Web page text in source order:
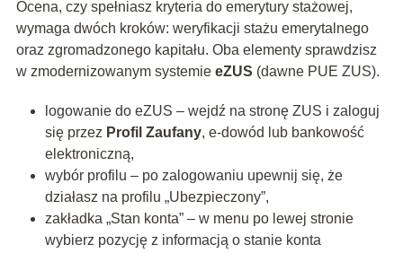
Ocena, czy spełniasz kryteria do emerytury stażowej,
wymaga dwóch kroków: weryfikacji stażu emerytalnego
oraz zgromadzonego kapitału. Oba elementy sprawdzisz
w zmodernizowanym systemie eZUS (dawne PUE ZUS).
logowanie do eZUS – wejdź na stronę ZUS i zaloguj
się przez Profil Zaufany, e-dowód lub bankowość
elektroniczną,
wybór profilu – po zalogowaniu upewnij się, że
działasz na profilu „Ubezpieczony”,
zakładka „Stan konta” – w menu po lewej stronie
wybierz pozycję z informacją o stanie konta